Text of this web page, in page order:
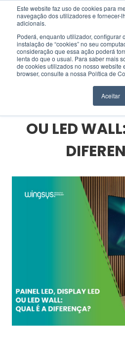
Este website faz uso de cookies para
navegação dos utilizadores e fornecer-
adicionais.
Poderá, enquanto utilizador, configurar
instalação de “cookies” no seu
consideração que essa ação poderá
lenta do que o usual. Para saber mais
de cookies utilizados no nosso website
browser, consulte a nossa Política de
Aceitar
HOME > BLOG > SOLUÇÕES INTERATIVAS >
PAINEL LED, DISPLAY LED OU LED WALL: QUAL
PAINEL LED,
OU LED